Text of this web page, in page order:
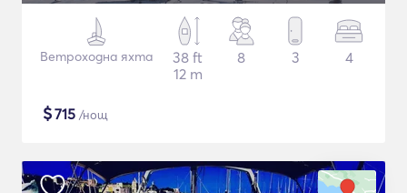
Ветроходна яхта
38 ft
12 m
8 3 4
$715 /нощ